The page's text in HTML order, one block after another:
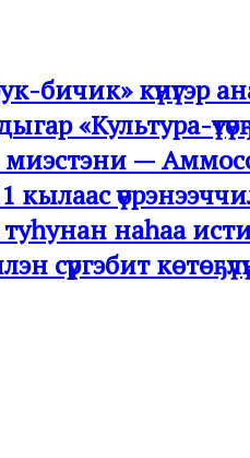
бичик» күнүгэр
«Культура-
1 миэстэни —
наһаа
сүргэбит